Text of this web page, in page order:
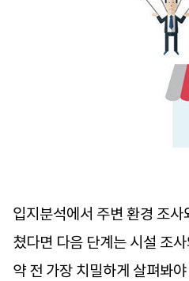
입지분석에서 주변 환경 조
쳤다면 다음 단계는 시설 조
약 전 가장 치밀하게 살펴봐